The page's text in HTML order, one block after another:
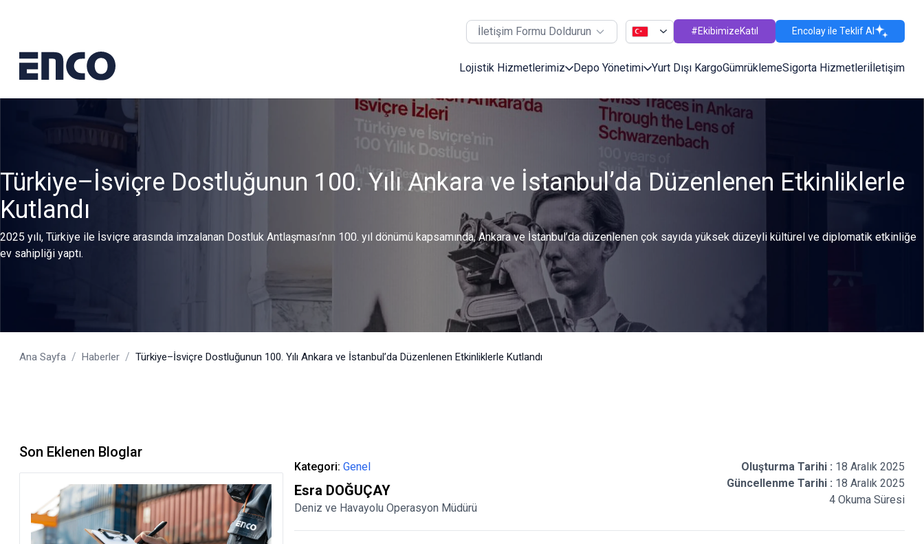
İletişim Formu Doldurun #EkibimizeKatıl Encolay ile Teklif Al
Lojistik Hizmetlerimiz Depo Yönetimi Yurt Dışı KargoGümrüklemeSigorta Hizmetleriİletişim
Türkiye–İsviçre Dostluğunun 100. Yılı Ankara ve İstanbul’da Düzenlenen Etkinliklerle
Kutlandı​
2025 yılı, Türkiye ile İsviçre arasında imzalanan Dostluk Antlaşması’nın 100. yıl dönümü kapsamında, Ankara ve İstanbul’da düzenlenen çok sayıda yüksek düzeyli kültürel ve diplomatik etkinliğe
ev sahipliği yaptı.
Ana Sayfa / Haberler / Türkiye–İsviçre Dostluğunun 100. Yılı Ankara ve İstanbul’da Düzenlenen Etkinliklerle Kutlandı​
Son Eklenen Bloglar
Kategori: Genel
Esra DOĞUÇAY
Deniz ve Havayolu Operasyon Müdürü
Oluşturma Tarihi : 18 Aralık 2025
Güncellenme Tarihi : 18 Aralık 2025
4 Okuma Süresi